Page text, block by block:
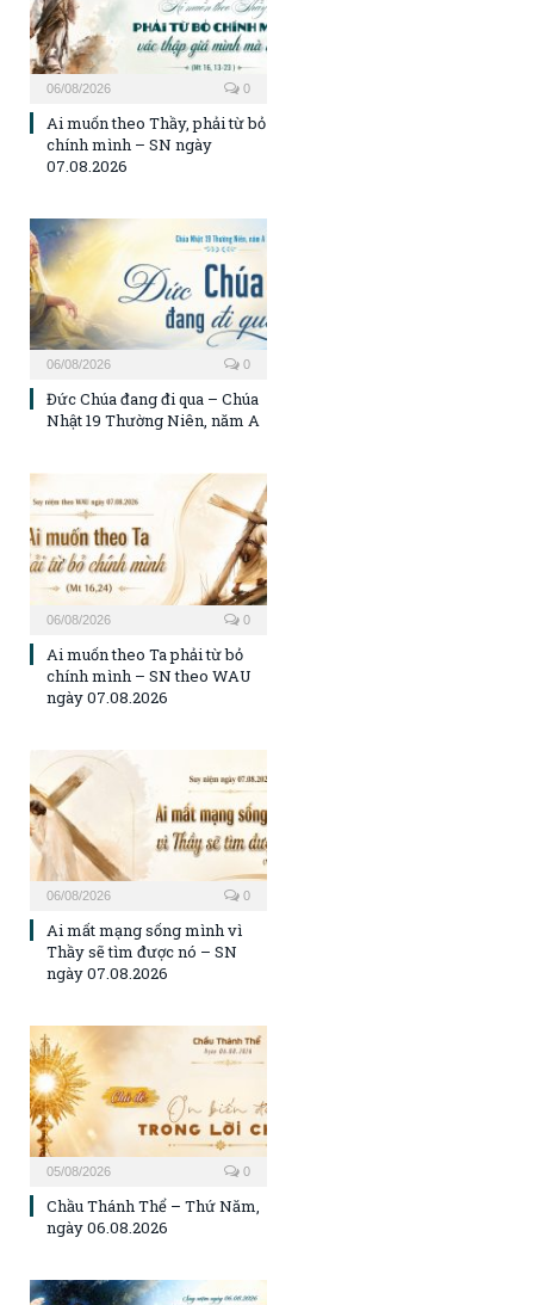
06/08/2026 0
Ai muốn theo Thầy, phải từ bỏ
chính mình – SN ngày
07.08.2026
06/08/2026 0
Đức Chúa đang đi qua – Chúa
Nhật 19 Thường Niên, năm A
06/08/2026 0
Ai muốn theo Ta phải từ bỏ
chính mình – SN theo WAU
ngày 07.08.2026
06/08/2026 0
Ai mất mạng sống mình vì
Thầy sẽ tìm được nó – SN
ngày 07.08.2026
05/08/2026 0
Chầu Thánh Thể – Thứ Năm,
ngày 06.08.2026